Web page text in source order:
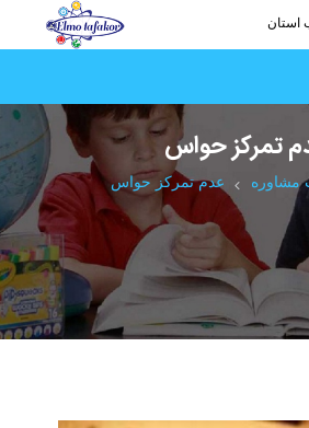
استان
تمرکز حواس
مشاوره عدم تمرکز حواس